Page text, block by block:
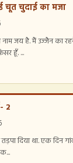
चुदाई का मजा
नाम जय है. मैं उज्जैन का
हूँ. ...
2
दिया था. एक दिन